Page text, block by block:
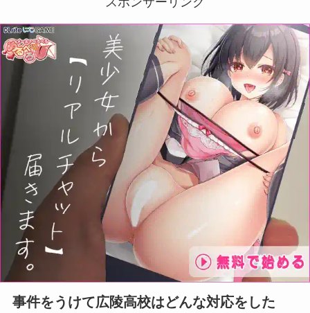
事件をうけて広陵高校はどんな対応をした